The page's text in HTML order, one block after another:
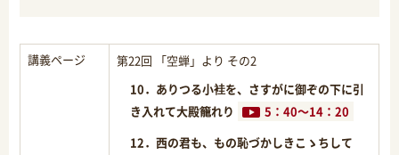
講義ページ
第22回 「空蝉」より その2
10．ありつる小袿を、さすがに御ぞの下に引
き入れて大殿籠れり
5：40～14：20
12．西の君も、もの恥づかしきこゝちして